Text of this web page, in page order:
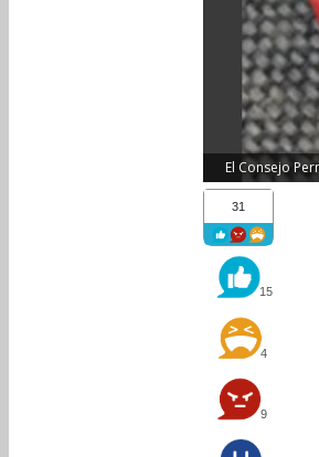
El Consejo
31
15
4
9